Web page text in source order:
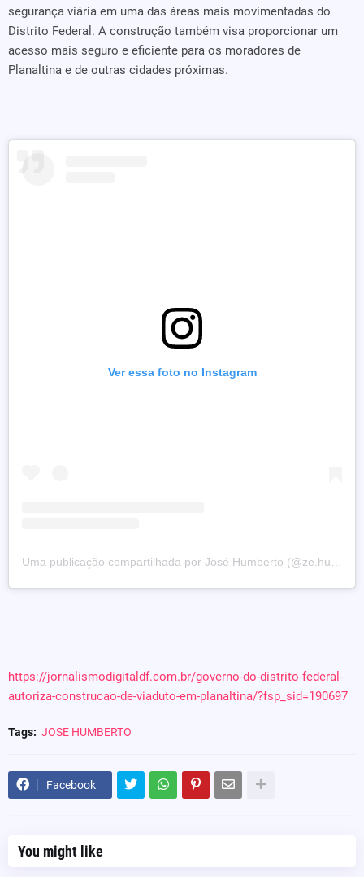
segurança viária em uma das áreas mais movimentadas do
Distrito Federal. A construção também visa proporcionar um
acesso mais seguro e eficiente para os moradores de
Planaltina e de outras cidades próximas.
Ver essa foto no Instagram
https://jornalismodigitaldf.com.br/governo-do-distrito-federal-
autoriza-construcao-de-viaduto-em-planaltina/?fsp_sid=190697
Tags: JOSE HUMBERTO
Facebook
You might like